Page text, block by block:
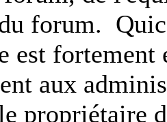
forum.
est
aux
propriétaire